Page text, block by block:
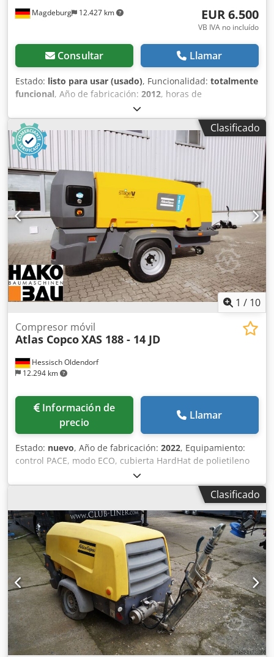
Magdeburg 12.427 km EUR 6.500
VB IVA no incluído
Consultar Llamar
Estado: listo para usar (usado), Funcionalidad: totalmente
funcional, Año de fabricación: 2012, horas de
, Compresor Atlas Copco XAS 67
DDG, año de fabricación 2012, 1680 horas de servicio,
caudal volumétrico 3,5 m³, potencia de emergencia 12,5
Kva, conexiones 1 x 230 Volt, 2 x 400 Volt, Nº de serie
YA3062560C0250310 Dodpfou Dh Tlsx Amgjwa
Clasificado
1 / 10
Hessisch Oldendorf
12.294 km
Compresor móvil
Atlas CopcoXAS 188 - 14 JD
Información de
precio
Llamar
Estado: nuevo, Año de fabricación: 2022, Equipamiento:
control PACE, modo ECO, cubierta HardHat de polietileno
(PE), control Xc2003 Temperatura mínima: -10 °C Dwedpfx
Aoii U R Demgsa Dimensiones del chasis: 4844 x 1807 x
1892 mm (largo x ancho x alto) Velocidad de alivio: 1500
rpm Velocidad nominal a plena carga: 1960 rpm
Temperatura ambiente máxima: 45 °C Potencia del motor:
104 kW Caudal volumétrico (FAD): 10,9-9,7 m³/min Rango
de presión de funcionamiento: 5-14 bares Control del
compresor con regulación flexible de presión y caudal:
PACE Marca y modelo del motor: John Deere / 4045HI551
Sistema de tratamiento del aire comprimido compuesto
por: intercambiador de calor del aire comprimido,
separador de agua y filtro PD Nivel de emisiones: Etapa V
Número de cilindros: 4
Clasificado